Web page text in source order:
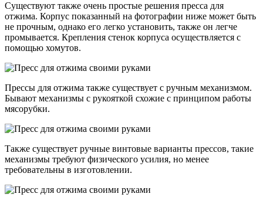
Существуют также очень простые решения пресса для
отжима. Корпус показанный на фотографии ниже может быть
не прочным, однако его легко установить, также он легче
промывается. Крепления стенок корпуса осуществляется с
помощью хомутов.
Прессы для отжима также существует с ручным механизмом.
Бывают механизмы с рукояткой схожие с принципом работы
мясорубки.
Также существует ручные винтовые варианты прессов, такие
механизмы требуют физического усилия, но менее
требовательны в изготовлении.